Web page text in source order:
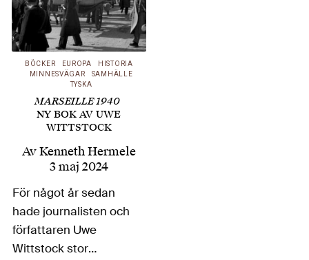
BÖCKER EUROPA
HISTORIA
MINNESVÄGAR
SAMHÄLLE
TYSKA
MARSEILLE 1940
NY BOK AV UWE
WITTSTOCK
AvKenneth Hermele
3 maj 2024
För något år sedan
hade journalisten och
författaren Uwe
Wittstock stor